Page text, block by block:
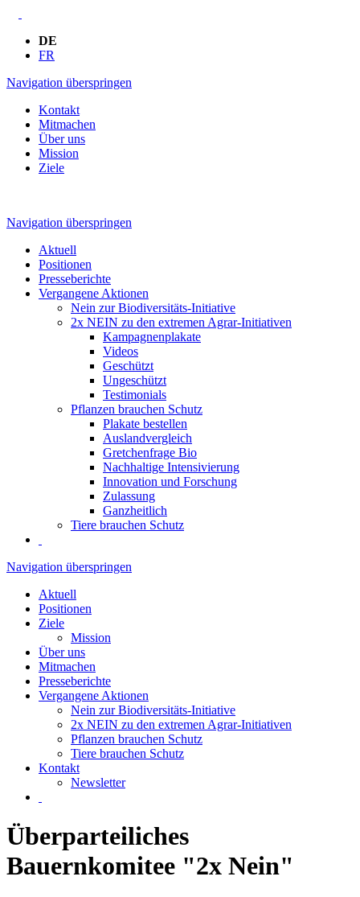
DE
FR
Navigation überspringen
Kontakt
Mitmachen
Über uns
Mission
Ziele
Navigation überspringen
Aktuell
Positionen
Presseberichte
Vergangene Aktionen
Nein zur Biodiversitäts-Initiative
2x NEIN zu den extremen Agrar-Initiativen
Kampagnenplakate
Videos
Geschützt
Ungeschützt
Testimonials
Pflanzen brauchen Schutz
Plakate bestellen
Auslandvergleich
Gretchenfrage Bio
Nachhaltige Intensivierung
Innovation und Forschung
Zulassung
Ganzheitlich
Tiere brauchen Schutz
Navigation überspringen
Aktuell
Positionen
Ziele
Mission
Über uns
Mitmachen
Presseberichte
Vergangene Aktionen
Nein zur Biodiversitäts-Initiative
2x NEIN zu den extremen Agrar-Initiativen
Pflanzen brauchen Schutz
Tiere brauchen Schutz
Kontakt
Newsletter
Überparteiliches
Bauernkomitee "2x Nein"